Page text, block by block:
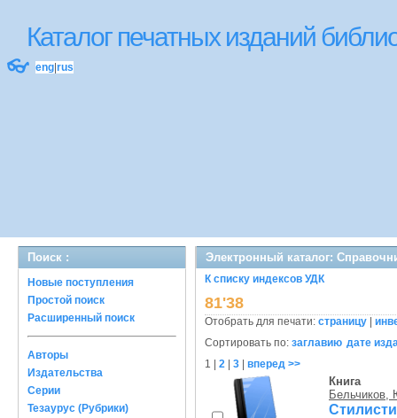
Каталог печатных изданий
👓 eng rus
Поиск :
Новые поступления
Простой поиск
Расширенный поиск
Авторы
Издательства
Серии
Тезаурус (Рубрики)
Электронный каталог:
К списку индексов УДК
81'38
Отобрать для печати: страницу
Сортировать по: заглавию дате
1
2 3 вперед >>
Книга